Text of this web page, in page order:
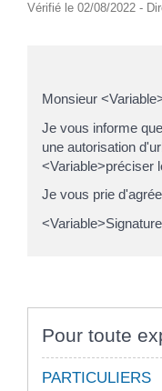
Vérifié le 02/08/2022 -
Monsieur
Je vous informe
une autorisation
<Variable>préciser
Je vous prie
Pour toute
PARTICULIERS